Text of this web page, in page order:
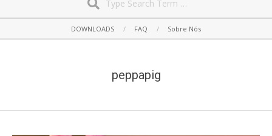
Navigation
DOWNLOADS FAQ Sobre Nós
peppapig